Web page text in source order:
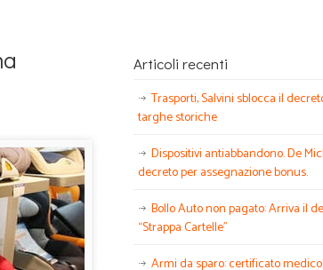
Articoli recenti
Trasporti, Salvini sblocca il
targhe storiche
Dispositivi antiabbandono. De
decreto per assegnazione bonus.
Bollo Auto non pagato: Arriva il
“Strappa Cartelle”
Armi da sparo: certificato